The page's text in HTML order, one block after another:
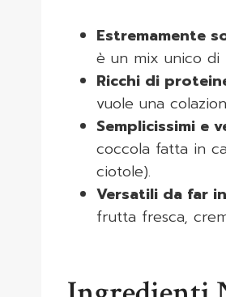
Estremamente
è un mix unico di
Ricchi di
vuole una
Semplicissimi e
coccola fatta in
ciotole).
Versatili da far
frutta fresca,